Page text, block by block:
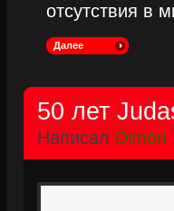
отсутствия в
Далее
50 лет
Написал Dimon